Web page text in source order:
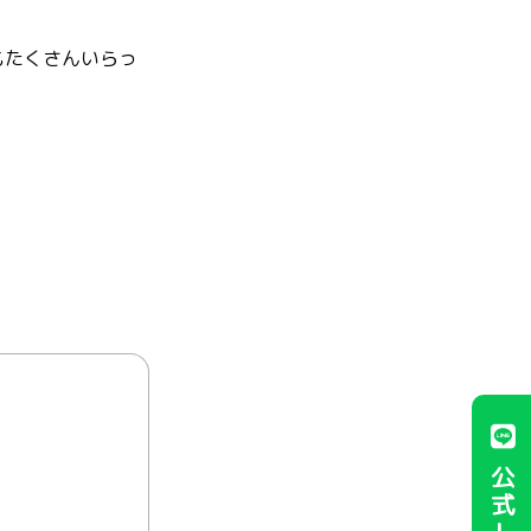
たくさんいらっ